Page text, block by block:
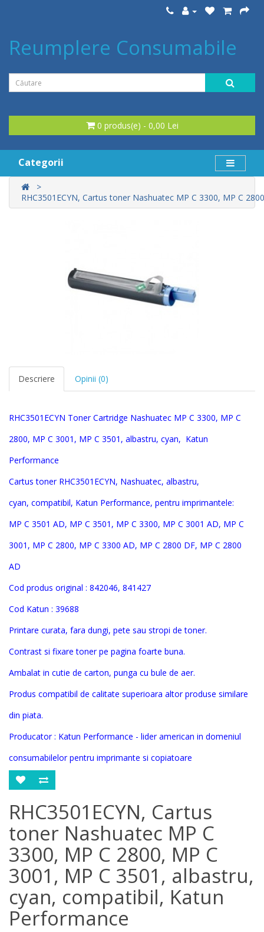
Reumplere Consumabile
0 produs(e) - 0,00 Lei
Categorii
RHC3501ECYN, Cartus toner Nashuatec MP C 3300, MP C
Descriere Opinii (0)
RHC3501ECYN Toner Cartridge Nashuatec MP C 3300, MP C
2800, MP C 3001, MP C 3501, albastru, cyan, Katun
Performance
Cartus toner RHC3501ECYN, Nashuatec, albastru,
cyan, compatibil, Katun Performance, pentru imprimantele:
MP C 3501 AD, MP C 3501, MP C 3300, MP C 3001 AD, MP C
3001, MP C 2800, MP C 3300 AD, MP C 2800 DF, MP C 2800
AD
Cod produs original : 842046, 841427
Cod Katun : 39688
Printare curata, fara dungi, pete sau stropi de toner.
Contrast si fixare toner pe pagina foarte buna.
Ambalat in cutie de carton, punga cu bule de aer.
Produs compatibil de calitate superioara altor produse similare
din piata.
Producator : Katun Performance - lider american in domeniul
consumabilelor pentru imprimante si copiatoare
RHC3501ECYN, Cartus
toner Nashuatec MP C
3300, MP C 2800, MP C
3001, MP C 3501, albastru,
cyan, compatibil, Katun
Performance